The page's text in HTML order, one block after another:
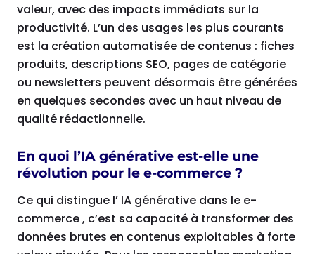
valeur, avec des impacts immédiats sur la
productivité. L’un des usages les plus courants
est la création automatisée de contenus : fiches
produits, descriptions SEO, pages de catégorie
ou newsletters peuvent désormais être générées
en quelques secondes avec un haut niveau de
qualité rédactionnelle.
En quoi l’IA générative est-elle une
révolution pour le e-commerce ?
Ce qui distingue l’ IA générative dans le e-
commerce , c’est sa capacité à transformer des
données brutes en contenus exploitables à forte